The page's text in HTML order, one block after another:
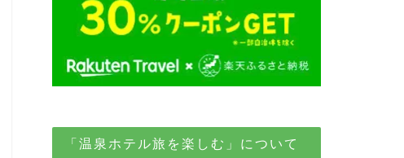
「温泉ホテル旅を楽しむ」について